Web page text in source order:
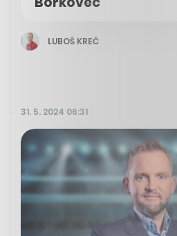
LUBOŠ KREČ
31. 5. 2024 06:31